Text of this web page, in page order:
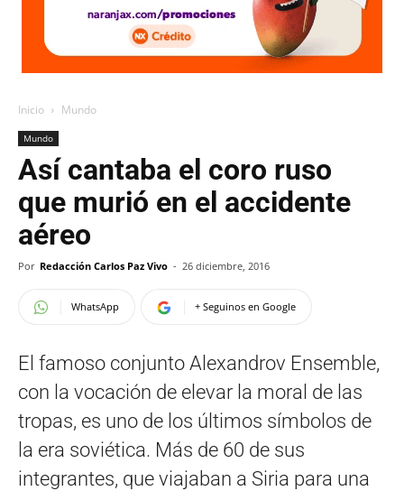
Inicio Mundo
Mundo
Así cantaba el coro ruso
que murió en el accidente
aéreo
Por Redacción Carlos Paz Vivo - 26 diciembre, 2016
WhatsApp + Seguinos en Google
El famoso conjunto Alexandrov Ensemble,
con la vocación de elevar la moral de las
tropas, es uno de los últimos símbolos de
la era soviética. Más de 60 de sus
integrantes, que viajaban a Siria para una